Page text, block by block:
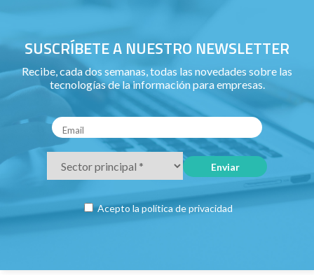
SUSCRÍBETE A NUESTRO NEWSLETTER
Recibe, cada dos semanas, todas las novedades sobre las
tecnologías de la información para empresas.
Acepto la política de privacidad